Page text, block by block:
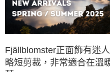
付款後7-11取貨
每筆NT$60，滿NT$490(含以上
宅配
每筆NT$80，滿NT$490(含以上
離島宅配
Fjällblomster正面飾有迷
略短剪裁，非常適合在溫